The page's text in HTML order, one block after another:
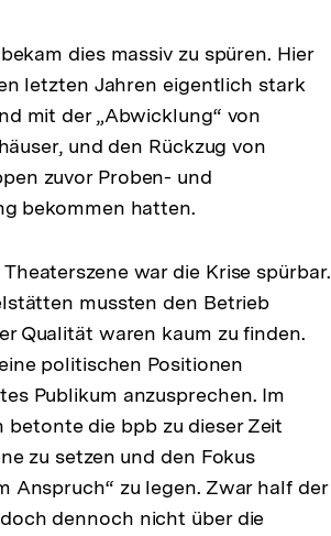
dies massiv zu spüren. Hier
letzten Jahren eigentlich stark
mit der „Abwicklung“ von
und den Rückzug von
zuvor Proben- und
bekommen hatten.
war die Krise spürbar.
mussten den Betrieb
Qualität waren kaum zu finden.
politischen Positionen
Publikum anzusprechen. Im
betonte die bpb zu dieser Zeit
zu setzen und den Fokus
Anspruch“ zu legen. Zwar half der
dennoch nicht über die